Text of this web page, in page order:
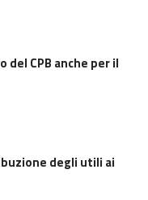
del CPB anche per il
degli utili ai